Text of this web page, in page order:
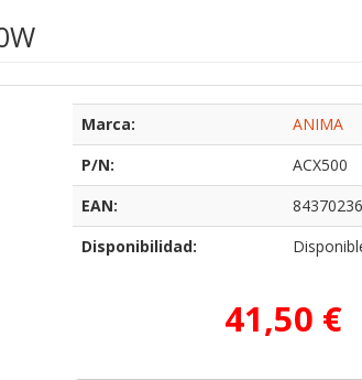
Marca:
ANIMA
P/N:
ACX500
EAN:
Disponibilidad:
41,50 €